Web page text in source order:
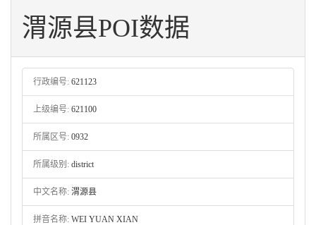
渭源县POI数据
行政编号: 621123
上级编号: 621100
所属区号: 0932
所属级别: district
中文名称: 渭源县
拼音名称: WEI YUAN XIAN